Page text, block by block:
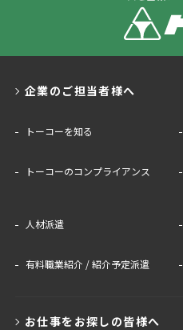
企業のご担当者様へ
トーコーを知る
トーコーのコンプライアンス
人材派遣
有料職業紹介 / 紹介予定派遣
お仕事をお探しの皆様へ